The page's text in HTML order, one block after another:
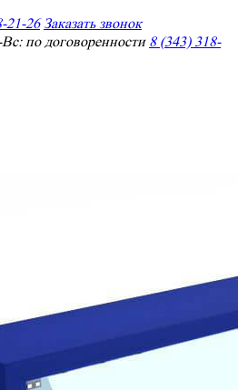
21-26 Заказать звонок
по договоренности 8 (343) 318-